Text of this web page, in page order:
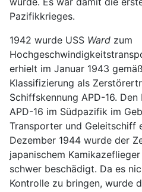
Pazifikkrieges.
1942 wurde USS Ward zum
erhielt im Januar 1943
Klassifizierung als
Schiffskennung APD-16.
APD-16 im Südpazifik im
Transporter und Geleitschiff
Dezember 1944 wurde der
japanischem
schwer beschädigt. Da es
Kontrolle zu bringen, wurde